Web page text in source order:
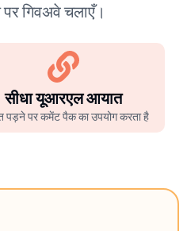
गिवअवे चलाएँ।
सीधा यूआरएल आयात
पर कमेंट पैक का उपयोग करता है